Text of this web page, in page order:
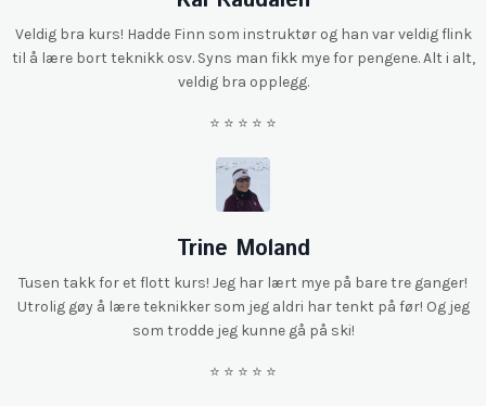
Veldig bra kurs! Hadde Finn som instruktør og han var veldig flink
til å lære bort teknikk osv. Syns man fikk mye for pengene. Alt i alt,
veldig bra opplegg.
⭐️ ⭐️ ⭐️ ⭐️ ⭐️
Trine Moland
Tusen takk for et flott kurs! Jeg har lært mye på bare tre ganger!
Utrolig gøy å lære teknikker som jeg aldri har tenkt på før! Og jeg
som trodde jeg kunne gå på ski!
⭐️ ⭐️ ⭐️ ⭐️ ⭐️